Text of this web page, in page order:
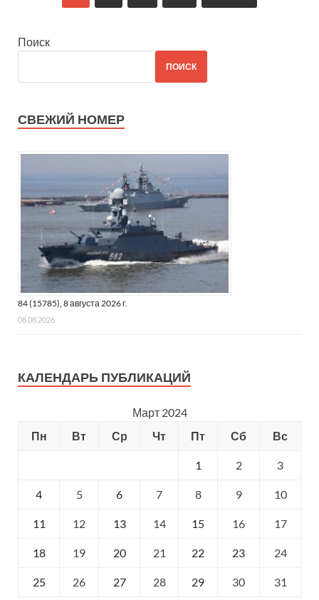
Поиск
ПОИСК
СВЕЖИЙ НОМЕР
84 (15785), 8 августа 2026 г.
08.08.2026
КАЛЕНДАРЬ ПУБЛИКАЦИЙ
Март 2024
Пн
Вт Ср Чт Пт Сб Вс
1 2 3
4 5 6 7 8 9 10
11 12 13 14 15 16 17
18 19 20 21 22 23 24
25 26 27 28 29 30 31